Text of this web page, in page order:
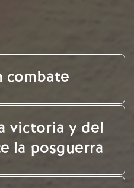
combate
victoria y del
la posguerra